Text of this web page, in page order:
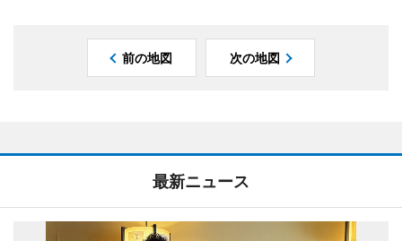
前の地図 次の地図
最新ニュース